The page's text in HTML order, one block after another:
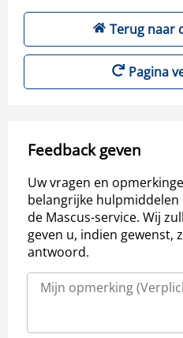
Terug naar
Pagina
Feedback geven
Uw vragen en
belangrijke
de Mascus-service. Wij
geven u, indien gewenst,
antwoord.